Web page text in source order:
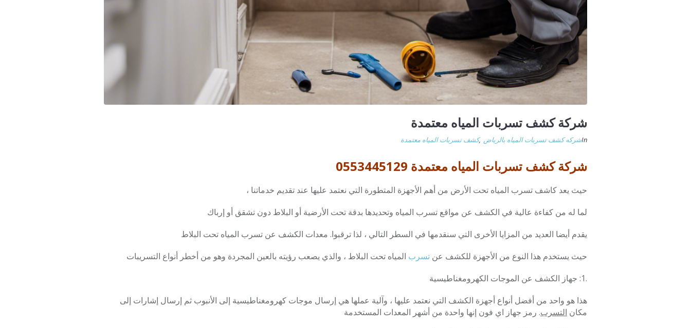
شركة كشف تسربات المياه معتمدة
Inشركه كشف تسربات المياه بالرياض ,كشف تسربات المياه معتمدة
شركة كشف تسربات المياه معتمدة 0553445129
حيث يعد كاشف تسرب المياه تحت الأرض من أهم الأجهزة المتطورة التي نعتمد عليها عند تقديم خدماتنا ،
لما له من كفاءة عالية في الكشف عن مواقع تسرب المياه وتحديدها بدقة تحت الأرضية أو البلاط دون تشقق أو إرباك
يقدم أيضا العديد من المزايا الأخرى التي سنقدمها في السطر التالي ، لذا ترقبوا. معدات الكشف عن تسرب المياه تحت البلاط
حيث يستخدم هذا النوع من الأجهزة للكشف عن تسرب المياه تحت البلاط ، والذي يصعب رؤيته بالعين المجردة وهو من أخطر أنواع التسريبات
.1: جهاز الكشف عن الموجات الكهرومغناطيسية
هذا هو واحد من أفضل أنواع أجهزة الكشف التي نعتمد عليها ، وآلية عملها هي إرسال موجات كهرومغناطيسية إلى الأنبوب ثم إرسال إشارات إلى
مكان التسرب. رمز جهاز اي فون إنها واحدة من أشهر المعدات المستخدمة